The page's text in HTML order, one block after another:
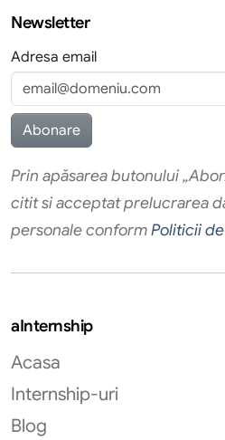
Newsletter
Adresa email
Prin apăsarea butonului
citit si acceptat prelucrarea
personale conformPoliticii
aInternship
Acasa
Internship-uri
Blog